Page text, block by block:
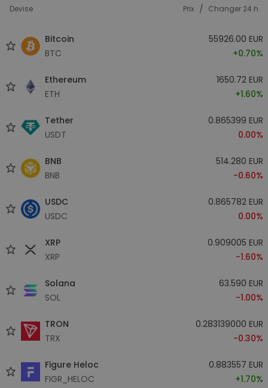
Devise Prix / Changer 24 h
Bitcoin
BTC
55926.00 EUR
+0.70%
Ethereum
ETH
1650.72 EUR
+1.60%
Tether
USDT
0.865399 EUR
0.00%
BNB
BNB
514.280 EUR
-0.60%
USDC
USDC
0.865782 EUR
0.00%
XRP
XRP
0.909005 EUR
-1.60%
Solana
SOL
63.590 EUR
-1.00%
TRON
TRX
0.283139000 EUR
-0.30%
Figure Heloc
FIGR_HELOC
0.883557 EUR
+1.70%